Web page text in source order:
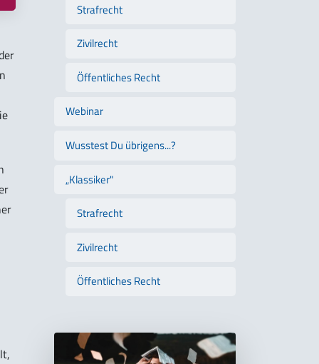
Strafrecht
Zivilrecht
Öffentliches Recht
Webinar
Wusstest Du übrigens...?
„Klassiker"
Strafrecht
Zivilrecht
Öffentliches Recht